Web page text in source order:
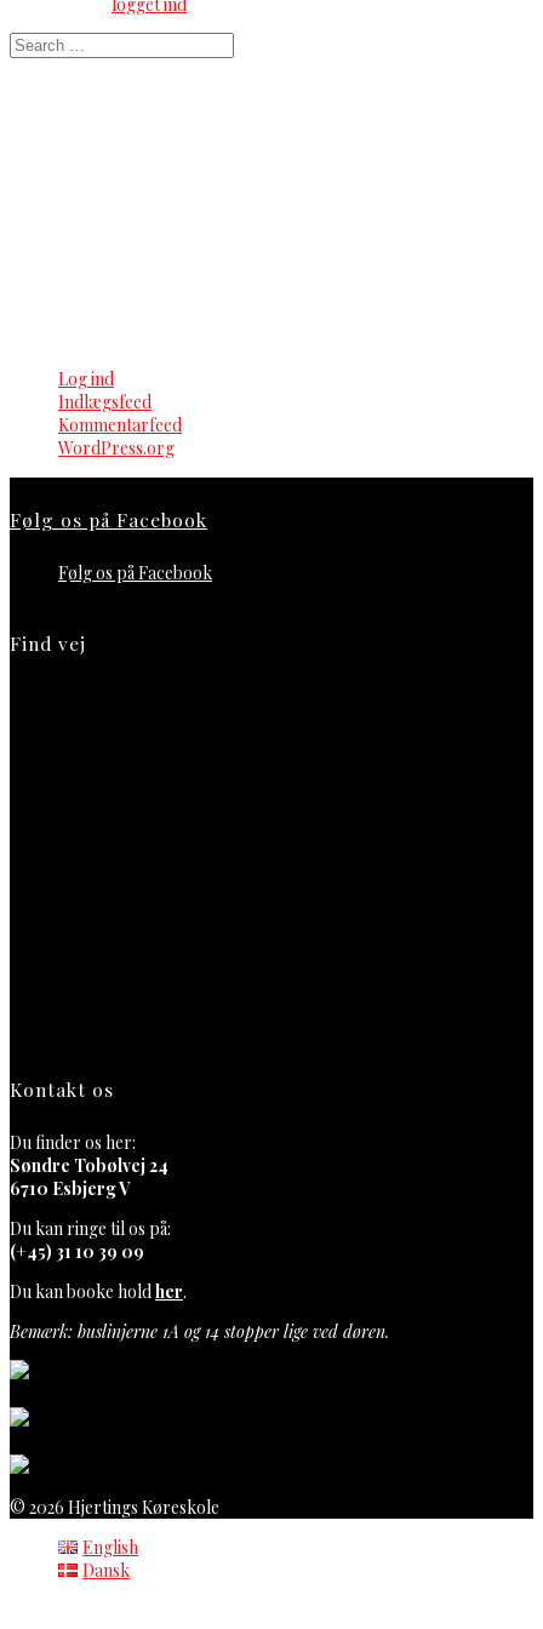
Search
for:
Log ind
Indlægsfeed
Kommentarfeed
WordPress.org
Følg os på Facebook
Følg os på Facebook
Find vej
Kontakt os
Du finder os her:
Søndre Tobølvej 24
6710 Esbjerg V
Du kan ringe til os på:
(+45) 31 10 39 09
Du kan booke holdher.
Bemærk: buslinjerne 1A og 14 stopper lige ved døren.
© 2026 Hjertings Køreskole
English
Dansk